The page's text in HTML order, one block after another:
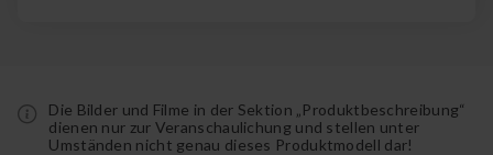
Die Bilder und Filme in der Sektion „Produktbeschreibung“
dienen nur zur Veranschaulichung und stellen unter
Umständen nicht genau dieses Produktmodell dar!